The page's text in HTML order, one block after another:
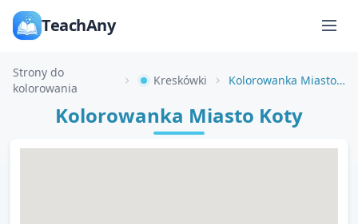
TeachAny
Strony do
kolorowania
Kreskówki Kolorowanka Miasto Koty
Kolorowanka Miasto Koty